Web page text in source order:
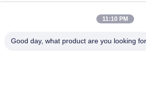
Politique de confidentialité|
11:10 PM
Good day, what product are you looking